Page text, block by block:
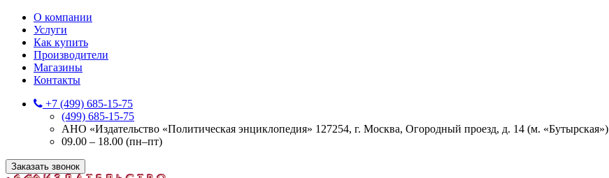
О компании
Услуги
Как купить
Производители
Магазины
Контакты
+7 (499) 685-15-75
(499) 685-15-75
АНО «Издательство «Политическая энциклопедия» 127254, г. Москва, Огородный проезд, д. 14 (м. «Бутырская»)
09.00 – 18.00 (пн–пт)
Заказать звонок